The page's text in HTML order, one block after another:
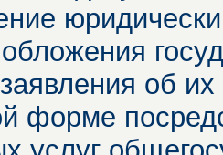
об
форме